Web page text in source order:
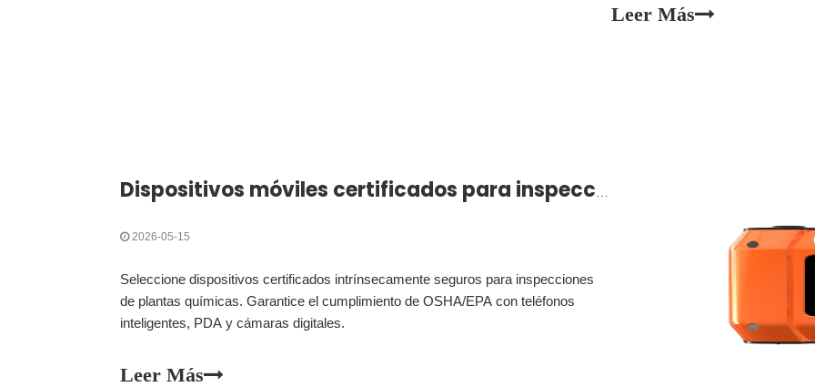
Leer Más
Dispositivos móviles certificados para inspección, mantenimiento y seguimiento de activos de plantas químicas
2026-05-15
Seleccione dispositivos certificados intrínsecamente seguros para inspecciones
de plantas químicas. Garantice el cumplimiento de OSHA/EPA con teléfonos
inteligentes, PDA y cámaras digitales.
Leer Más